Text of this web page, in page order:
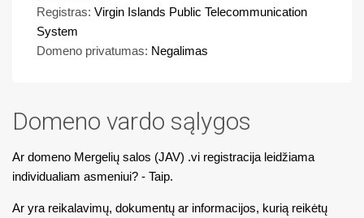
Registras: Virgin Islands Public Telecommunication
System
Domeno privatumas: Negalimas
Domeno vardo sąlygos
Ar domeno Mergelių salos (JAV) .vi registracija leidžiama
individualiam asmeniui? - Taip.
Ar yra reikalavimų, dokumentų ar informacijos, kurią reikėtų